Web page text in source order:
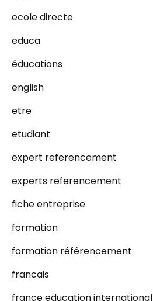
ecole directe
educa
éducations
english
etre
etudiant
expert referencement
experts referencement
fiche entreprise
formation
formation référencement
francais
france education international